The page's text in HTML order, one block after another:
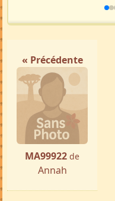
« Précédente
MA99922 de
Annah